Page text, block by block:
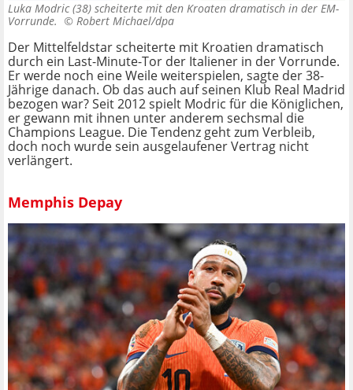
Luka Modric (38) scheiterte mit den Kroaten dramatisch in der EM-
Vorrunde. © Robert Michael/dpa
Der Mittelfeldstar scheiterte mit Kroatien dramatisch
durch ein Last-Minute-Tor der Italiener in der Vorrunde.
Er werde noch eine Weile weiterspielen, sagte der 38-
Jährige danach. Ob das auch auf seinen Klub Real Madrid
bezogen war? Seit 2012 spielt Modric für die Königlichen,
er gewann mit ihnen unter anderem sechsmal die
Champions League. Die Tendenz geht zum Verbleib,
doch noch wurde sein ausgelaufener Vertrag nicht
verlängert.
Memphis Depay